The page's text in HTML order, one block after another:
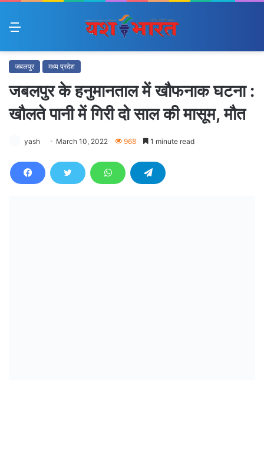
Menu
जबलपुर मध्य प्रदेश
जबलपुर के हनुमानताल में खौफनाक घटना :
खौलते पानी में गिरी दो साल की मासूम, मौत
yash March 10, 2022 968 1 minute read